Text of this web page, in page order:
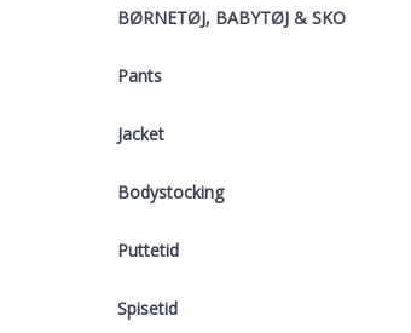
BØRNETØJ, BABYTØJ & SKO
Pants
Jacket
Bodystocking
Puttetid
Spisetid